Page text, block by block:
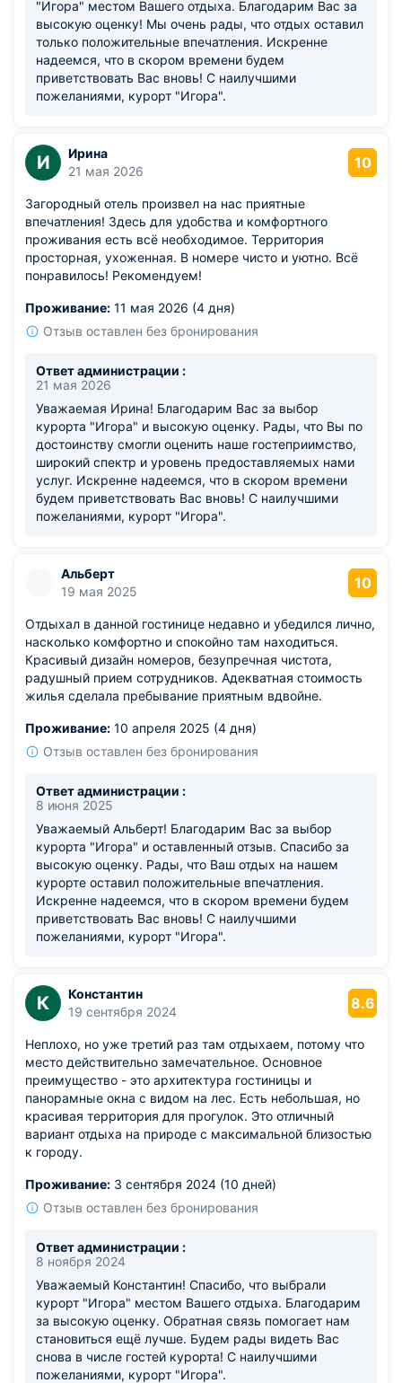
"Игора" местом Вашего отдыха. Благодарим Вас за
высокую оценку! Мы очень рады, что отдых оставил
только положительные впечатления. Искренне
надеемся, что в скором времени будем
приветствовать Вас вновь! С наилучшими
пожеланиями, курорт "Игора".
И
Ирина
21 мая 2026
10
Загородный отель произвел на нас приятные
впечатления! Здесь для удобства и комфортного
проживания есть всё необходимое. Территория
просторная, ухоженная. В номере чисто и уютно. Всё
понравилось! Рекомендуем!
Проживание: 11 мая 2026 (4 дня)
Отзыв оставлен без бронирования
Ответ администрации :
21 мая 2026
Уважаемая Ирина! Благодарим Вас за выбор
курорта "Игора" и высокую оценку. Рады, что Вы по
достоинству смогли оценить наше гостеприимство,
широкий спектр и уровень предоставляемых нами
услуг. Искренне надеемся, что в скором времени
будем приветствовать Вас вновь! С наилучшими
пожеланиями, курорт "Игора".
Альберт
19 мая 2025
10
Отдыхал в данной гостинице недавно и убедился лично,
насколько комфортно и спокойно там находиться.
Красивый дизайн номеров, безупречная чистота,
радушный прием сотрудников. Адекватная стоимость
жилья сделала пребывание приятным вдвойне.
Проживание: 10 апреля 2025 (4 дня)
Отзыв оставлен без бронирования
Ответ администрации :
8 июня 2025
Уважаемый Альберт! Благодарим Вас за выбор
курорта "Игора" и оставленный отзыв. Спасибо за
высокую оценку. Рады, что Ваш отдых на нашем
курорте оставил положительные впечатления.
Искренне надеемся, что в скором времени будем
приветствовать Вас вновь! С наилучшими
пожеланиями, курорт "Игора".
К
Константин
19 сентября 2024
8.6
Неплохо, но уже третий раз там отдыхаем, потому что
место действительно замечательное. Основное
преимущество - это архитектура гостиницы и
панорамные окна с видом на лес. Есть небольшая, но
красивая территория для прогулок. Это отличный
вариант отдыха на природе с максимальной близостью
к городу.
Проживание: 3 сентября 2024 (10 дней)
Отзыв оставлен без бронирования
Ответ администрации :
8 ноября 2024
Уважаемый Константин! Спасибо, что выбрали
курорт "Игора" местом Вашего отдыха. Благодарим
за высокую оценку. Обратная связь помогает нам
становиться ещё лучше. Будем рады видеть Вас
снова в числе гостей курорта! С наилучшими
пожеланиями, курорт "Игора".